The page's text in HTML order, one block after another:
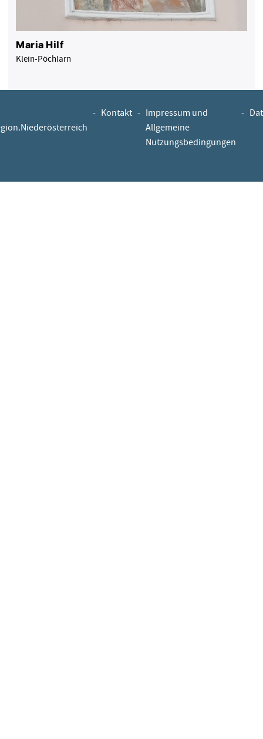
Maria Hilf
Klein-Pöchlarn
- Kontakt - Impressum und
Allgemeine
Nutzungsbedingungen
-